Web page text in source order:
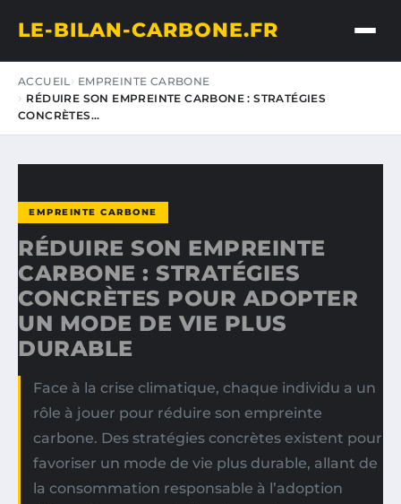
LE-BILAN-CARBONE.FR
ACCUEIL
EMPREINTE CARBONE
RÉDUIRE SON EMPREINTE CARBONE : STRATÉGIES
CONCRÈTES…
EMPREINTE CARBONE
RÉDUIRE SON EMPREINTE
CARBONE : STRATÉGIES
CONCRÈTES POUR ADOPTER
UN MODE DE VIE PLUS
DURABLE
Face à la crise climatique, chaque individu a un
rôle à jouer pour réduire son empreinte
carbone. Des stratégies concrètes existent pour
favoriser un mode de vie plus durable, allant de
la consommation responsable à l’adoption